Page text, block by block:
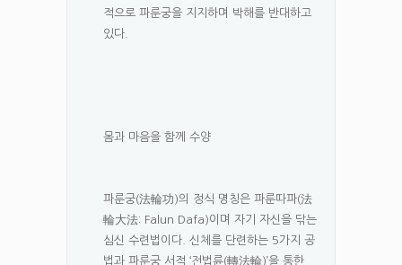
적으로 파룬궁을 지지하며 박해를 반대하고
있다.
몸과 마음을 함께 수양
파룬궁(法輪功)의 정식 명칭은 파룬따파(法
輪大法: Falun Dafa)이며 자기 자신을 닦는
심신 수련법이다. 신체를 단련하는 5가지 공
법과 파룬궁 서적 ‘전법륜(轉法輪)’을 통한